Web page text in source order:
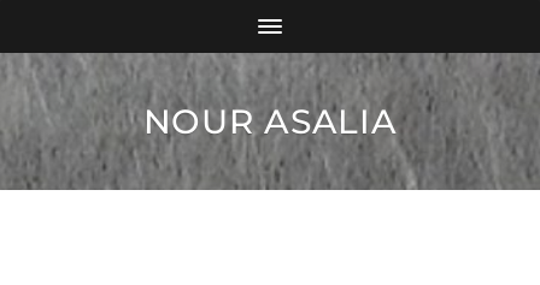
NOUR ASALIA